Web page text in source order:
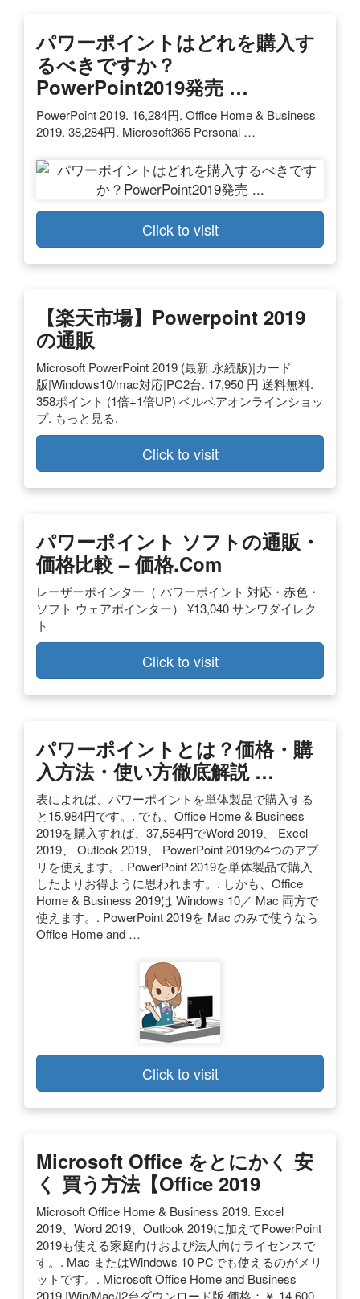
パワーポイントはどれを購入す
るべきですか？
PowerPoint2019発売 …
PowerPoint 2019. 16,284円. Office Home & Business
2019. 38,284円. Microsoft365 Personal …
Click to visit
【楽天市場】powerpoint 2019
の通販
Microsoft PowerPoint 2019 (最新 永続版)|カード
版|Windows10/mac対応|PC2台. 17,950 円 送料無料.
358ポイント (1倍+1倍UP) ベルペアオンラインショッ
プ. もっと見る.
Click to visit
パワーポイント ソフトの通販・
価格比較 – 価格.com
レーザーポインター（ パワーポイント 対応・赤色・
ソフト ウェアポインター） ¥13,040 サンワダイレク
ト
Click to visit
パワーポイントとは？価格・購
入方法・使い方徹底解説 …
表によれば、パワーポイントを単体製品で購入する
と15,984円です。. でも、Office Home & Business
2019を購入すれば、37,584円でWord 2019、 Excel
2019、 Outlook 2019、 PowerPoint 2019の4つのアプ
リを使えます。. PowerPoint 2019を単体製品で購入
したよりお得ように思われます。. しかも、Office
Home & Business 2019は Windows 10／ Mac 両方で
使えます。. PowerPoint 2019を Mac のみで使うなら
Office Home and …
Click to visit
Microsoft Office をとにかく 安
く 買う方法【Office 2019
Microsoft Office Home & Business 2019. Excel
2019、Word 2019、Outlook 2019に加えてPowerPoint
2019も使える家庭向けおよび法人向けライセンスで
す。. Mac またはWindows 10 PCでも使えるのがメリ
ットです。. Microsoft Office Home and Business
2019 |Win/Mac/|2台ダウンロード版 価格：￥ 14,600